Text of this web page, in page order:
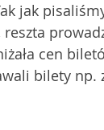
jak
cen
bilety np.